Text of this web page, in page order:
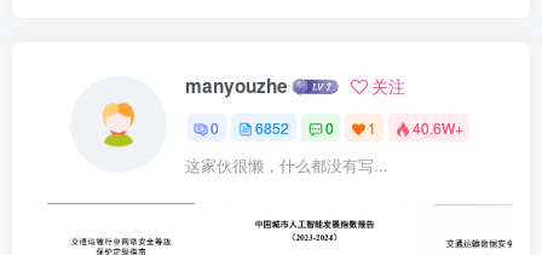
领，不断提高社会治理社会化、发改高技[2015)996号《关于加强公共
安全视频监控建设联网应用工2015法治化、智能化、专业化水平，加
快建设立体化、信息化社会治安防控作的若干意见》体系中共中央政
治局，公共安全要切实抓好社会治安综合治理，坚持系统治理、依法
治理、综合治理、源头治理的总体思路习近平总书记作出重要指示：
manyouzhe 关注
0 6852 0 1 40.6W+
这家伙很懒，什么都没有写...